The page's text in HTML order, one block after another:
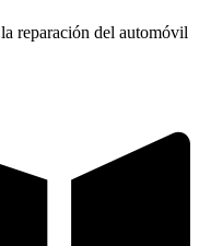
reparación del automóvil